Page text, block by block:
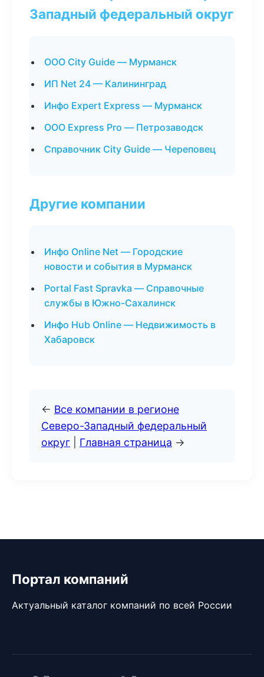
Западный федеральный округ
ООО City Guide — Мурманск
ИП Net 24 — Калининград
Инфо Expert Express — Мурманск
ООО Express Pro — Петрозаводск
Справочник City Guide — Череповец
Другие компании
Инфо Online Net — Городские
новости и события в Мурманск
Portal Fast Spravka — Справочные
службы в Южно-Сахалинск
Инфо Hub Online — Недвижимость в
Хабаровск
← Все компании в регионе
Северо-Западный федеральный
округ
Главная страница →
Портал компаний
Актуальный каталог компаний по всей России